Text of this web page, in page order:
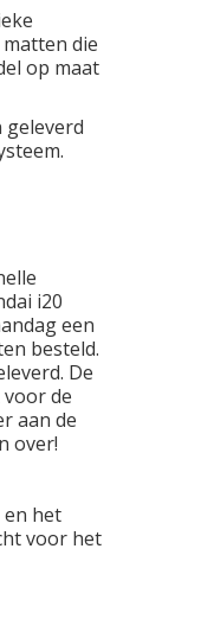
die
op maat
i20
een
besteld.
De
de
aan de
over!
en het
voor het